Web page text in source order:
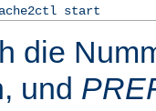
start
die
und